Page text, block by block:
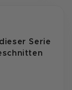
Serie